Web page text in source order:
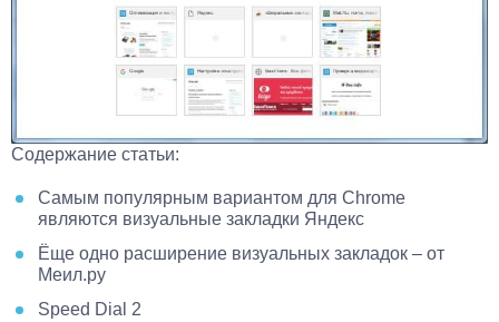
Содержание статьи:
Самым популярным вариантом для Chrome
являются визуальные закладки Яндекс
Ёще одно расширение визуальных закладок – от
Меил.ру
Speed Dial 2